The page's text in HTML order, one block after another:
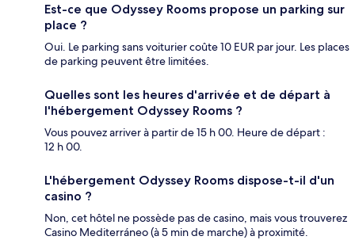
Est-ce que Odyssey Rooms propose un parking sur
place ?
Oui. Le parking sans voiturier coûte 10 EUR par jour. Les places
de parking peuvent être limitées.
Quelles sont les heures d'arrivée et de départ à
l'hébergement Odyssey Rooms ?
Vous pouvez arriver à partir de 15 h 00. Heure de départ :
12 h 00.
L'hébergement Odyssey Rooms dispose-t-il d'un
casino ?
Non, cet hôtel ne possède pas de casino, mais vous trouverez
Casino Mediterráneo (à 5 min de marche) à proximité.